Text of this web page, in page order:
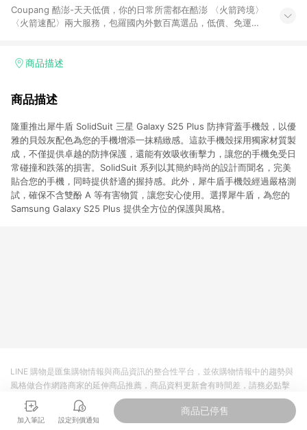
Coupang 酷澎-天天低價，你的日常所需都在酷澎 〈火箭跨境〉
〈火箭速配〉兩大服務，包羅國內外數百萬選品，低價、免運，
加入WOW會員告別湊免運，火箭速配、火箭跨境優質選品不限金
商品描述
商品描述
隆重推出犀牛盾 SolidSuit 三星 Galaxy S25 Plus 防摔背蓋手機殼，以優
雅的貝殼灰配色為您的手機增添一抹精緻感。這款手機殼採用獨家材質製
成，不僅提供卓越的防摔保護，還能有效吸收衝擊力，讓您的手機免受日
常碰撞和跌落的損害。SolidSuit 系列以其簡約時尚的設計而聞名，完美
貼合您的手機，同時提供舒適的握持感。此外，犀牛盾手機殼經過嚴格測
試，確保不含雙酚 A 等有害物質，讓您安心使用。選擇犀牛盾，為您的
Samsung Galaxy S25 Plus 提供全方位的保護與風格。
加入筆記 設定到價通知
商品已停售
LINE 購物是匯集購物情報與商品資訊的整合性平台，並依購物情報中的趨勢與
風格做合作網路商家的延伸商品推薦，商品資料更新會有時間差，請務必點擊
商品至各合作網路商家，確認現售價與購物條件，一切資訊以合作廠商網頁為
準。